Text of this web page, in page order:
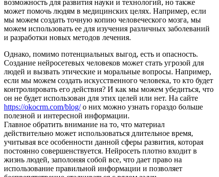
возможность для развития науки и технологий, но также
может помочь людям в медицинских целях. Например, если
мы можем создать точную копию человеческого мозга, мы
можем использовать ее для изучения различных заболеваний
и разработки новых методов лечения.
Однако, помимо потенциальных выгод, есть и опасность.
Создание нейросетевых человеков может стать угрозой для
людей и вызвать этические и моральные вопросы. Например,
если мы можем создать искусственного человека, то кто будет
контролировать его действия? И как мы можем убедиться, что
он не будет использован для этих целей или нет. На сайте
https://okocrm.com/blog/о них можно узнать гораздо больше
полезной и интересной информации.
Главное обратить внимание на то, что материал
действительно может использоваться длительное время,
учитывая все особенности данной сферы развития, которая
постоянно совершенствуется. Нейросеть плотно входит в
жизнь людей, заполоняя собой все, что дает право на
использование правильной информации и позволяет